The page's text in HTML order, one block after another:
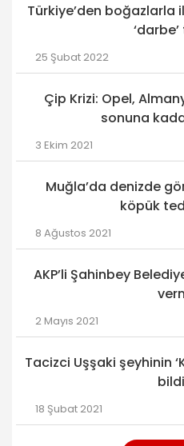
Türkiye’den boğazlarla
25 Şubat 2022
Çip Krizi: Opel,
sonuna
3 Ekim 2021
Muğla’da denizde
köpük
8 Ağustos 2021
AKP’li Şahinbey
2 Mayıs 2021
Tacizci Uşşaki şeyhinin
18 Şubat 2021